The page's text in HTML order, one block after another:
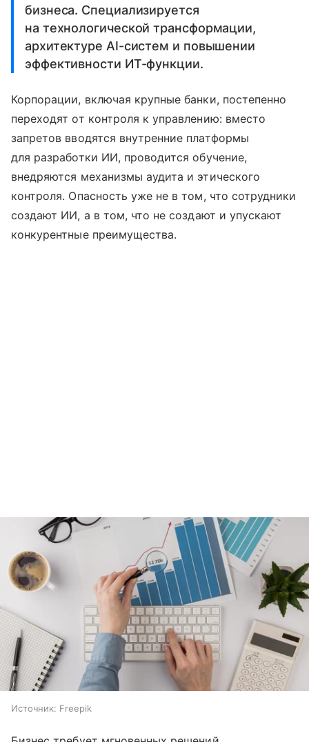
бизнеса. Специализируется
на технологической трансформации,
архитектуре AI-систем и повышении
эффективности ИТ-функции.
Корпорации, включая крупные банки, постепенно
переходят от контроля к управлению: вместо
запретов вводятся внутренние платформы
для разработки ИИ, проводится обучение,
внедряются механизмы аудита и этического
контроля. Опасность уже не в том, что сотрудники
создают ИИ, а в том, что не создают и упускают
конкурентные преимущества.
Источник: Freepik